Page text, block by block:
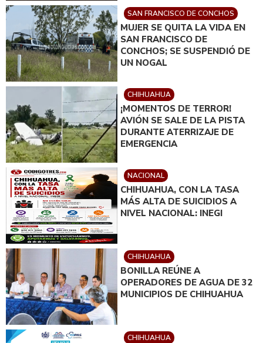
SAN FRANCISCO DE CONCHOS
MUJER SE QUITA LA VIDA EN
SAN FRANCISCO DE
CONCHOS; SE SUSPENDIÓ DE
UN NOGAL
CHIHUAHUA
¡MOMENTOS DE TERROR!
AVIÓN SE SALE DE LA PISTA
DURANTE ATERRIZAJE DE
EMERGENCIA
NACIONAL
CHIHUAHUA, CON LA TASA
MÁS ALTA DE SUICIDIOS A
NIVEL NACIONAL: INEGI
CHIHUAHUA
BONILLA REÚNE A
OPERADORES DE AGUA DE 32
MUNICIPIOS DE CHIHUAHUA
CHIHUAHUA